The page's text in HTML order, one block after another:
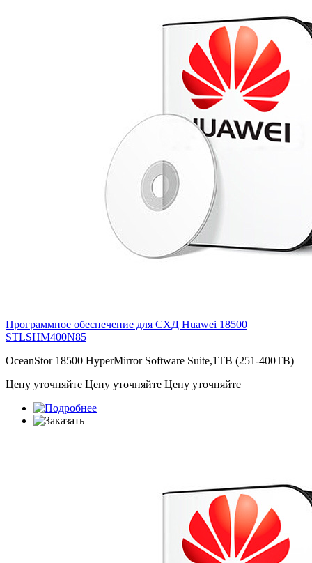
Программное обеспечение для СХД Huawei 18500
STLSHM400N85
OceanStor 18500 HyperMirror Software Suite,1TB (251-400TB)
Цену уточняйте Цену уточняйте Цену уточняйте